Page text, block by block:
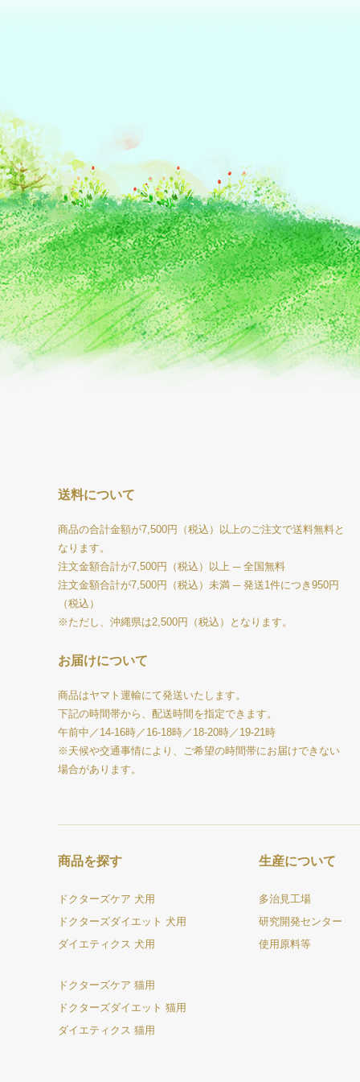
送料について
商品の合計金額が7,500円（税込）以上のご注文で送料無料と
なります。
注文金額合計が7,500円（税込）以上 ─ 全国無料
注文金額合計が7,500円（税込）未満 ─ 発送1件につき950円
（税込）
※ただし、沖縄県は2,500円（税込）となります。
お届けについて
商品はヤマト運輸にて発送いたします。
下記の時間帯から、配送時間を指定できます。
午前中／14-16時／16-18時／18-20時／19-21時
※天候や交通事情により、ご希望の時間帯にお届けできない
場合があります。
商品を探す
ドクターズケア 犬用
ドクターズダイエット 犬用
ダイエティクス 犬用
ドクターズケア 猫用
ドクターズダイエット 猫用
ダイエティクス 猫用
生産について
多治見工場
研究開発センター
使用原料等